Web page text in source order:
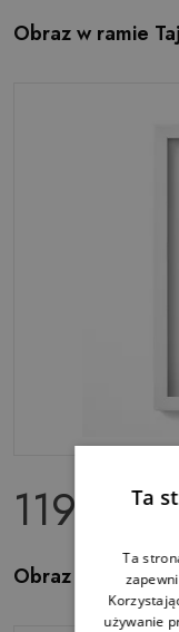
Obraz w ramie
119.99
Obraz w ramie
Ta
Ta
używanie